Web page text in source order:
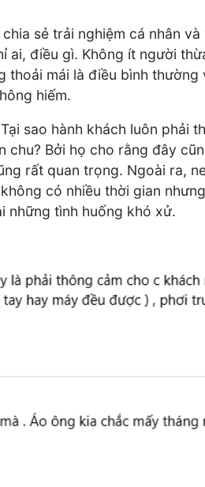
sẻ trải nghiệm cá nhân và
ai, điều gì. Không ít người
thoải mái là điều bình thường
hiếm.
sao hành khách luôn phải
chu? Bởi họ cho rằng đây
rất quan trọng. Ngoài ra,
có nhiều thời gian
những tình huống khó xử.